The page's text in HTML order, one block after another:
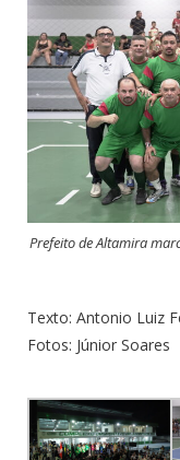
Prefeito de Altamira
Texto: Antonio Luiz
Fotos: Júnior Soares